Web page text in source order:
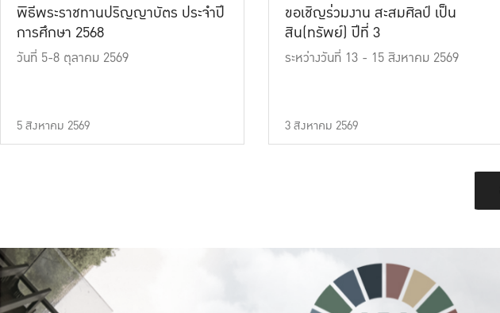
พิธีพระราชทานปริญญาบัตร ประจำปี
การศึกษา 2568
วันที่ 5-8 ตุลาคม 2569
5 สิงหาคม 2569
ขอเชิญร่วมงาน สะสมศิลป์ เป็น
สิน(ทรัพย์) ปีที่ 3
ระหว่างวันที่ 13 - 15 สิงหาคม 2569
3 สิงหาคม 2569